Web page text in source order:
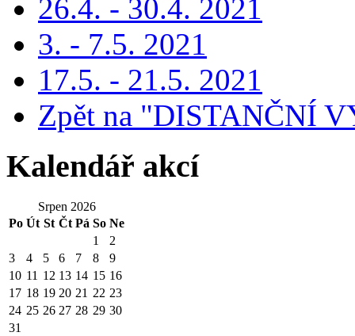
26.4. - 30.4. 2021
3. - 7.5. 2021
17.5. - 21.5. 2021
Zpět na "DISTANČNÍ
Kalendář akcí
Srpen 2026
Po Út St Čt Pá So Ne
1
2
3
4 5 6 7 8
9
10 11 12 13 14 15 16
17 18 19 20 21 22 23
24 25 26 27 28 29 30
31